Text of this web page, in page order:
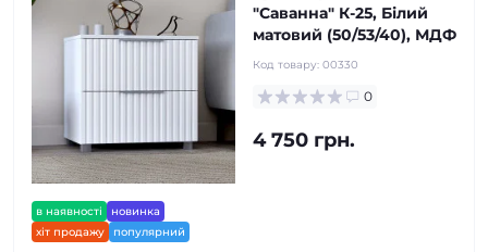
в наявності
новинка
хіт продажу
популярний
"Саванна" К-25, Білий
матовий (50/53/40), МДФ
Код товару: 00330
0
4 750 грн.